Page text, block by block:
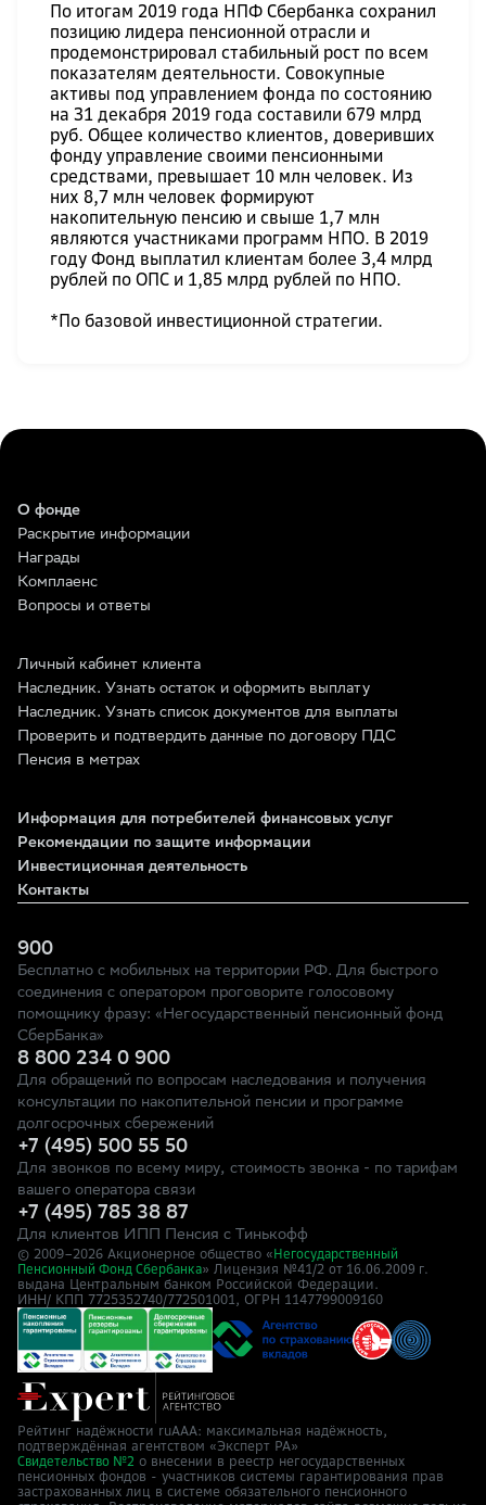
По итогам 2019 года НПФ Сбербанка сохранил
позицию лидера пенсионной отрасли и
продемонстрировал стабильный рост по всем
показателям деятельности. Совокупные
активы под управлением фонда по состоянию
на 31 декабря 2019 года составили 679 млрд
руб. Общее количество клиентов, доверивших
фонду управление своими пенсионными
средствами, превышает 10 млн человек. Из
них 8,7 млн человек формируют
накопительную пенсию и свыше 1,7 млн
являются участниками программ НПО. В 2019
году Фонд выплатил клиентам более 3,4 млрд
рублей по ОПС и 1,85 млрд рублей по НПО.
*По базовой инвестиционной стратегии.
О фонде
Раскрытие информации
Награды
Комплаенс
Вопросы и ответы
Личный кабинет клиента
Наследник. Узнать остаток и оформить выплату
Наследник. Узнать список документов для выплаты
Проверить и подтвердить данные по договору ПДС
Пенсия в метрах
Информация для потребителей финансовых услуг
Рекомендации по защите информации
Инвестиционная деятельность
Контакты
900
Бесплатно с мобильных на территории РФ. Для быстрого
соединения с оператором проговорите голосовому
помощнику фразу: «Негосударственный пенсионный фонд
СберБанка»
8 800 234 0 900
Для обращений по вопросам наследования и получения
консультации по накопительной пенсии и программе
долгосрочных сбережений
+7 (495) 500 55 50
Для звонков по всему миру, стоимость звонка - по тарифам
вашего оператора связи
+7 (495) 785 38 87
Для клиентов ИПП Пенсия с Тинькофф
© 2009–2026 Акционерное общество « Негосударственный
Пенсионный Фонд Сбербанка» Лицензия №41/2 от 16.06.2009 г.
выдана Центральным банком Российской Федерации.
ИНН/ КПП 7725352740/772501001, ОГРН 1147799009160
Рейтинг надёжности ruAAA: максимальная надёжность,
подтверждённая агентством «Эксперт РА»
Свидетельство №2 о внесении в реестр негосударственных
пенсионных фондов - участников системы гарантирования прав
застрахованных лиц в системе обязательного пенсионного